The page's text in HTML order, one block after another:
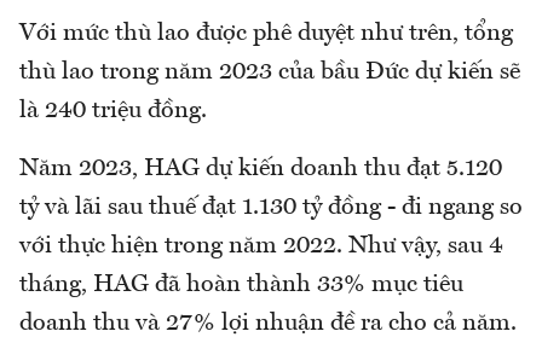
Với mức thù lao được phê duyệt như trên, tổng
thù lao trong năm 2023 của bầu Đức dự kiến sẽ
là 240 triệu đồng.
Năm 2023, HAG dự kiến doanh thu đạt 5.120
tỷ và lãi sau thuế đạt 1.130 tỷ đồng - đi ngang so
với thực hiện trong năm 2022. Như vậy, sau 4
tháng, HAG đã hoàn thành 33% mục tiêu
doanh thu và 27% lợi nhuận đề ra cho cả năm.